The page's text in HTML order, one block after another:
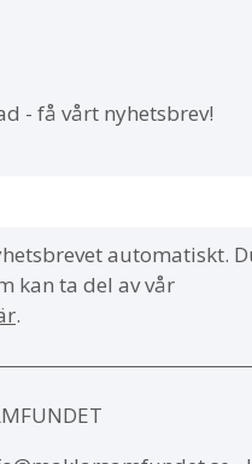
- få vårt nyhetsbrev!
automatiskt.
kan ta del av vår
.